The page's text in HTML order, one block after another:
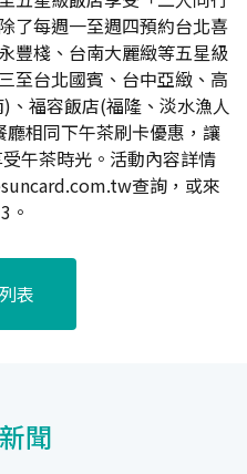
了每週一至週四預約台北喜
豐棧、台南大麗緻等五星級
至台北國賓、台中亞緻、高
福容飯店(福隆、淡水漁人
相同下午茶刷卡優惠，讓
午茶時光。活動內容詳情
查詢，或來
。
表
聞